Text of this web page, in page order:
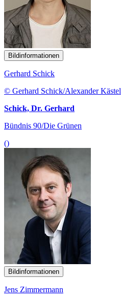
Bildinformationen
Gerhard Schick
© Gerhard Schick/Alexander Kästel
Schick, Dr. Gerhard
Bündnis 90/Die Grünen
()
Bildinformationen
Jens Zimmermann